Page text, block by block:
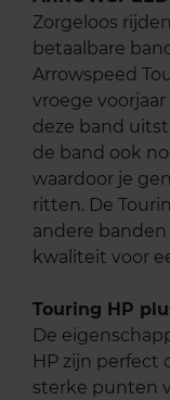
Zorgeloos
betaalbare
Arrowspeed
vroege
deze band
de band ook
waardoor je
ritten. De
andere
kwaliteit voor
Touring HP
De
HP zijn perfect
sterke punten